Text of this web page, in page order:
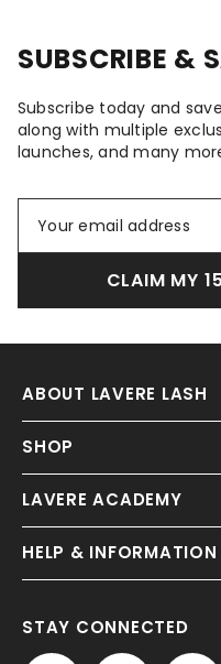
SUBSCRIBE &
Subscribe today and
along with multiple
launches, and many
CLAIM MY
ABOUT LAVERE LASH
SHOP
LAVERE ACADEMY
HELP & INFORMATION
STAY CONNECTED